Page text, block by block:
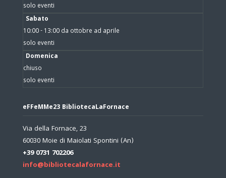
solo eventi
Sabato
10:00 - 13:00 da ottobre ad aprile
solo eventi
Domenica
chiuso
solo eventi
eFFeMMe23 BibliotecaLaFornace
Via della Fornace, 23
60030 Moie di Maiolati Spontini (An)
+39 0731 702206
info@bibliotecalafornace.it